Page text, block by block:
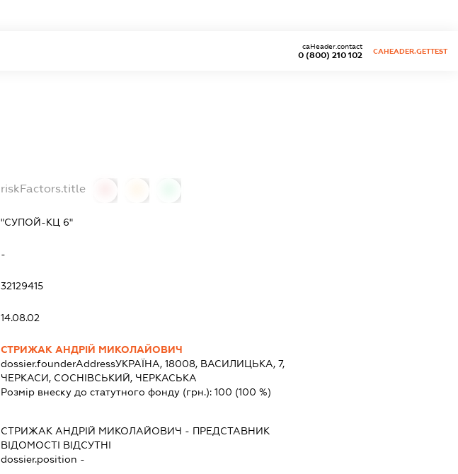
0 (800) 210 102
caHeader.contact
CAHEADER.GETTEST
riskFactors.title
"СУПОЙ-КЦ 6"
-
32129415
14.08.02
СТРИЖАК АНДРІЙ МИКОЛАЙОВИЧ
dossier.founderAddressУКРАЇНА, 18008, ВАСИЛИЦЬКА, 7,
ЧЕРКАСИ, СОСНІВСЬКИЙ, ЧЕРКАСЬКА
Розмір внеску до статутного фонду (грн.): 100 (100 %)
СТРИЖАК АНДРІЙ МИКОЛАЙОВИЧ - ПРЕДСТАВНИК
ВІДОМОСТІ ВІДСУТНІ
dossier.position -